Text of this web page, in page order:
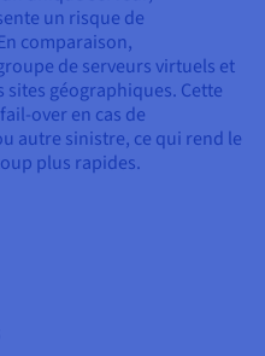
un risque de
comparaison,
de serveurs virtuels et
géographiques. Cette
over en cas de
autre sinistre, ce qui rend le
plus rapides.